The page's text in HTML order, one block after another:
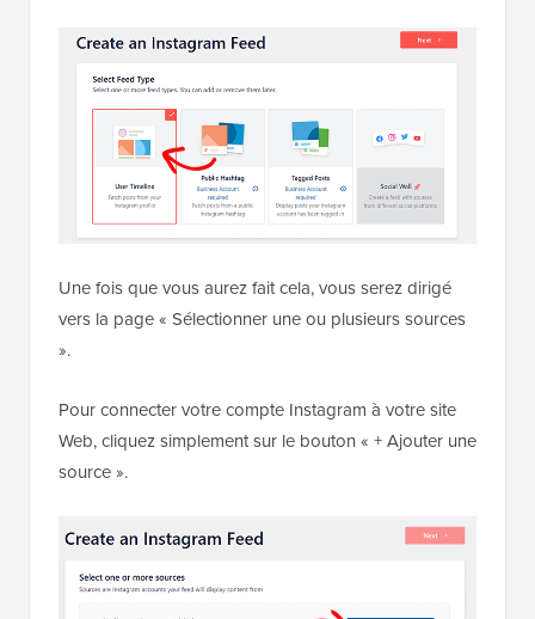
Une fois que vous aurez fait cela, vous serez dirigé
vers la page « Sélectionner une ou plusieurs sources
».
Pour connecter votre compte Instagram à votre site
Web, cliquez simplement sur le bouton « + Ajouter une
source ».